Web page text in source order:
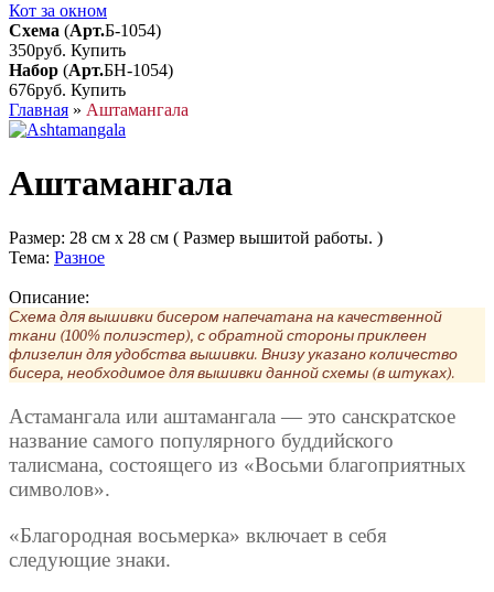
Кот за окном
Схема (Арт.Б-1054)
350руб. Купить
Набор (Арт.БН-1054)
676руб. Купить
Главная » Аштамангала
Аштамангала
Размер: 28 см x 28 см ( Размер вышитой работы. )
Тема: Разное
Описание:
Схема для вышивки бисером напечатана на качественной
ткани (100% полиэстер), с обратной стороны приклеен
флизелин для удобства вышивки. Внизу указано количество
бисера, необходимое для вышивки данной схемы (в штуках).
Астамангала или аштамангала — это санскратское
название самого популярного буддийского
талисмана, состоящего из «Восьми благоприятных
символов».
«Благородная восьмерка» включает в себя
следующие знаки.